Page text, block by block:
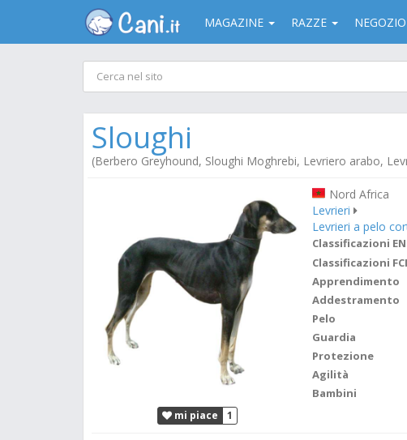
MAGAZINE RAZZE NEGOZIO
Sloughi
(Berbero Greyhound, Sloughi Moghrebi, Levriero arabo,
mi piace 1
Nord Africa
Levrieri
Levrieri a pelo
Classificazioni
Classificazioni
Apprendimento
Addestramento
Pelo
Guardia
Protezione
Agilità
Bambini